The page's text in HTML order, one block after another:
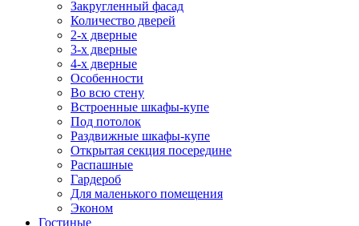
Закругленный фасад
Количество дверей
2-х дверные
3-х дверные
4-х дверные
Особенности
Во всю стену
Встроенные шкафы-купе
Под потолок
Раздвижные шкафы-купе
Открытая секция посередине
Распашные
Гардероб
Для маленького помещения
Эконом
Гостиные